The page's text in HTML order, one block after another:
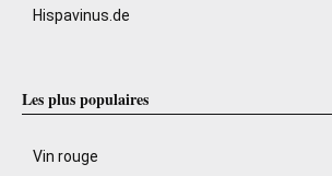
Hispavinus.de
Les plus populaires
Vin rouge